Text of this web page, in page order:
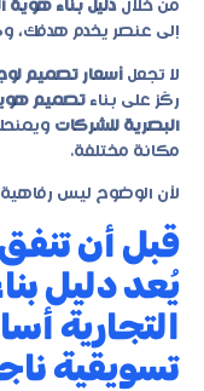
من خلال دليل بناء هوية
إلى عنصر يخدم هدفك،
لا تجعل أسعار تصميم
ركّز على بناء تصميم
البصرية للشركات
مكانة مختلفة.
لأن الوضوح ليس
قبل أن تنفق
يُعد دليل
التجارية
تسويقية